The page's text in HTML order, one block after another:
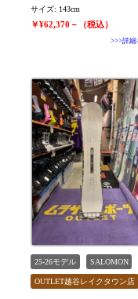
サイズ: 143cm
￥¥62,370－（税込）
>>>詳細
25-26モデル SALOMON
OUTLET越谷レイクタウン店